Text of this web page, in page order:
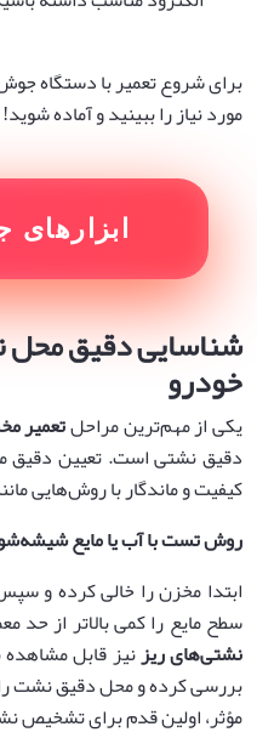
برای شروع تعمیر با دستگاه جوش
مورد نیاز را ببینید و آماده شوید!
شناسایی دقیق
خودرو
یکی از مهم‌ترین مراحلتعمیر
دقیق نشتی است. تعیین دقیق
کیفیت و ماندگار با روش‌هایی
روش تست با آب یا مایع
ابتدا مخزن را خالی کرده و
سطح مایع را کمی بالاتر از حد
نشتی‌های ریزنیز قابل
بررسی کرده و محل دقیق نشت
مؤثر، اولین قدم برای تشخیص